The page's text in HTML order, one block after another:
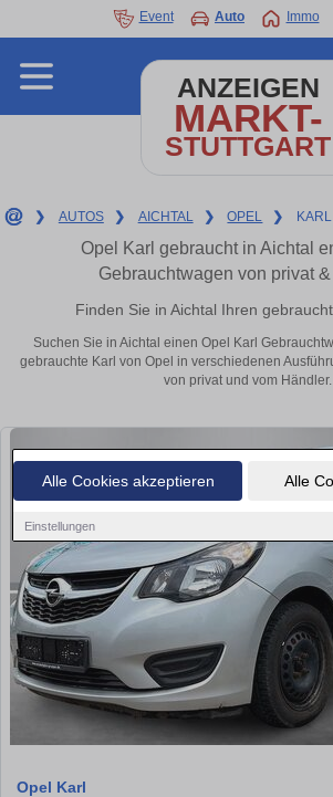
Alle Cookies akzeptieren Alle
Einstellungen
Event Auto Immo
ANZEIGEN
MARKT-
STUTTGART
❯ AUTOS ❯ AICHTAL ❯ OPEL ❯ KARL
Opel Karl gebraucht in Aichtal
Gebrauchtwagen von privat
Finden Sie in Aichtal Ihren
Suchen Sie in Aichtal einen Opel Karl
gebrauchte Karl von Opel in verschiedenen
von privat und vom Händler.
Opel Karl